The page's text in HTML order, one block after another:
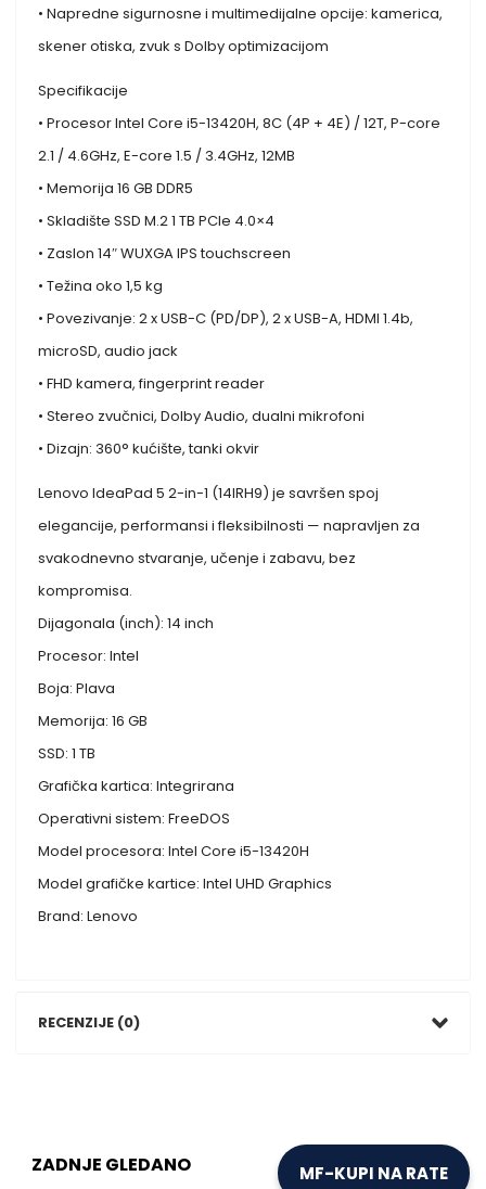
• Napredne sigurnosne i multimedijalne opcije: kamerica,
skener otiska, zvuk s Dolby optimizacijom
Specifikacije
• Procesor Intel Core i5-13420H, 8C (4P + 4E) / 12T, P-core
2.1 / 4.6GHz, E-core 1.5 / 3.4GHz, 12MB
• Memorija 16 GB DDR5
• Skladište SSD M.2 1 TB PCIe 4.0×4
• Zaslon 14″ WUXGA IPS touchscreen
• Težina oko 1,5 kg
• Povezivanje: 2 x USB-C (PD/DP), 2 x USB-A, HDMI 1.4b,
microSD, audio jack
• FHD kamera, fingerprint reader
• Stereo zvučnici, Dolby Audio, dualni mikrofoni
• Dizajn: 360° kućište, tanki okvir
Lenovo IdeaPad 5 2-in-1 (14IRH9) je savršen spoj
elegancije, performansi i fleksibilnosti — napravljen za
svakodnevno stvaranje, učenje i zabavu, bez
kompromisa.
Dijagonala (inch): 14 inch
Procesor: Intel
Boja: Plava
Memorija: 16 GB
SSD: 1 TB
Grafička kartica: Integrirana
Operativni sistem: FreeDOS
Model procesora: Intel Core i5-13420H
Model grafičke kartice: Intel UHD Graphics
Brand: Lenovo
RECENZIJE (0)
ZADNJE GLEDANO MF-KUPI NA RATE